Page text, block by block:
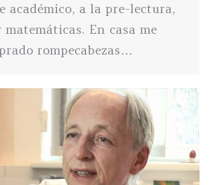
académico, a la pre-lectura,
En casa me
rompecabezas…